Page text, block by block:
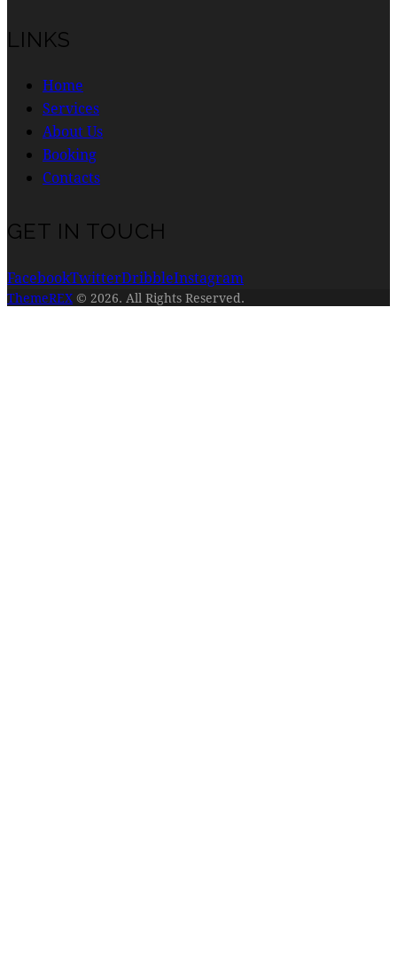
LINKS
Home
Services
About Us
Booking
Contacts
GET IN TOUCH
FacebookTwitterDribbleInstagram
ThemeREX © 2026. All Rights Reserved.